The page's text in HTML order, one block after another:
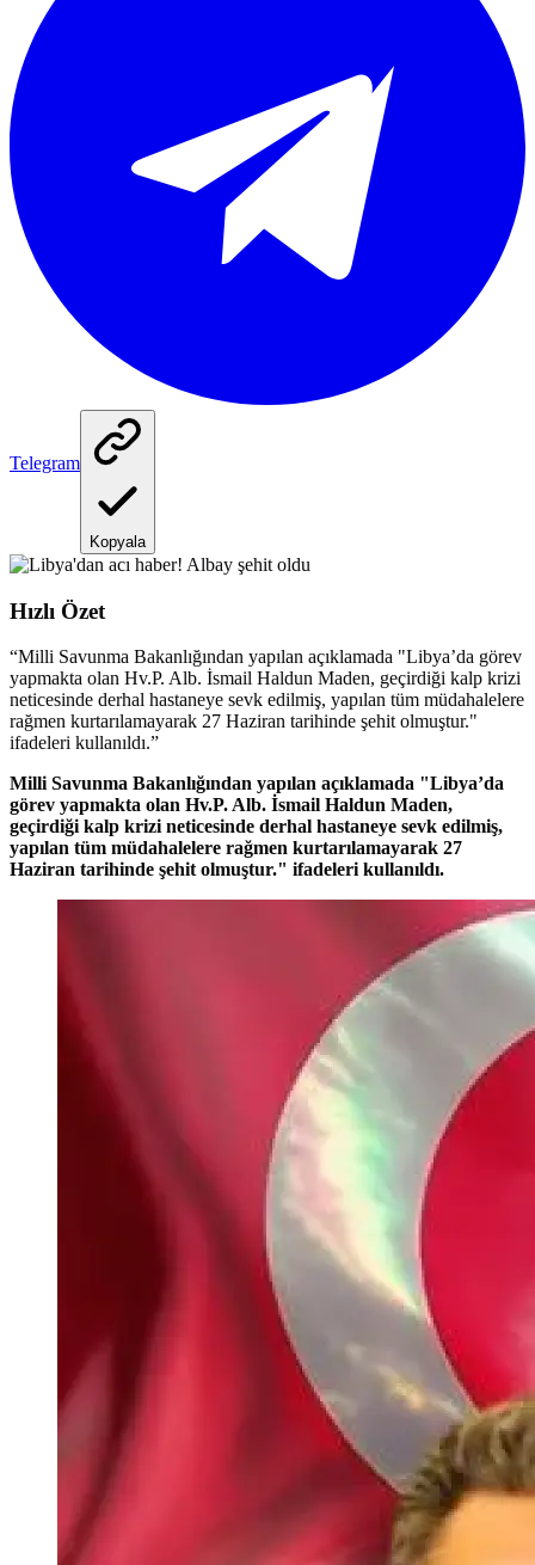
Telegram
Kopyala
Hızlı Özet
“Milli Savunma Bakanlığından yapılan açıklamada "Libya’da görev
yapmakta olan Hv.P. Alb. İsmail Haldun Maden, geçirdiği kalp krizi
neticesinde derhal hastaneye sevk edilmiş, yapılan tüm müdahalelere
rağmen kurtarılamayarak 27 Haziran tarihinde şehit olmuştur."
ifadeleri kullanıldı.”
Milli Savunma Bakanlığından yapılan açıklamada "Libya’da
görev yapmakta olan Hv.P. Alb. İsmail Haldun Maden,
geçirdiği kalp krizi neticesinde derhal hastaneye sevk edilmiş,
yapılan tüm müdahalelere rağmen kurtarılamayarak 27
Haziran tarihinde şehit olmuştur." ifadeleri kullanıldı.